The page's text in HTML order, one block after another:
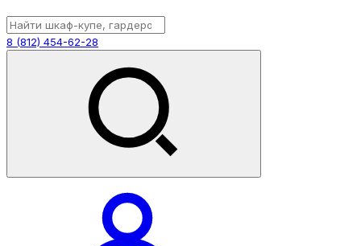
8 (812) 454-62-28